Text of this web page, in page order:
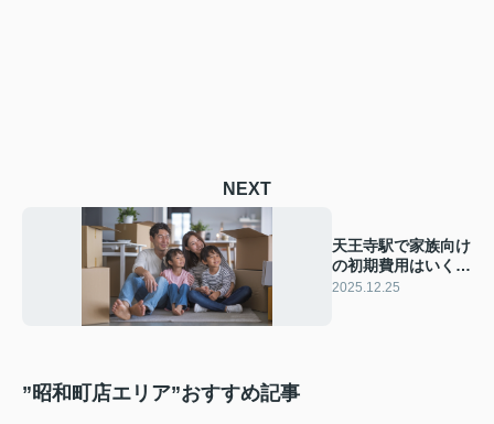
NEXT
天王寺駅で家族向け
の初期費用はいく
ら？2026年の相場
2025.12.25
”昭和町店エリア”おすすめ記事